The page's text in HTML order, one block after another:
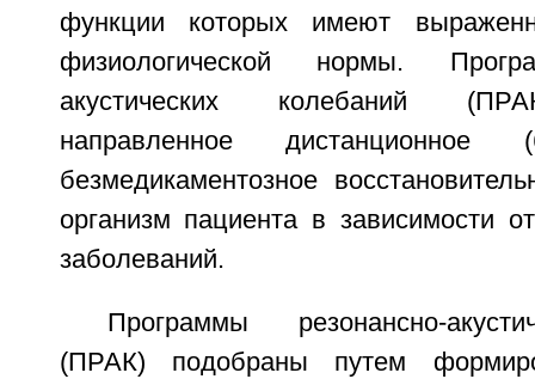
функции которых имеют
физиологической нормы.
акустических колебаний
направленное дистанционное
безмедикаментозное
организм пациента в зависимости
заболеваний.
Программы резонансно-
(ПРАК) подобраны путем